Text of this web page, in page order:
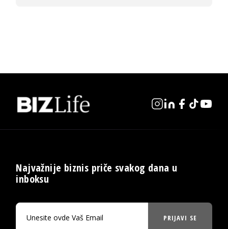
Najvažnije biznis priče svakog dana u
inboksu
PRIJAVI SE